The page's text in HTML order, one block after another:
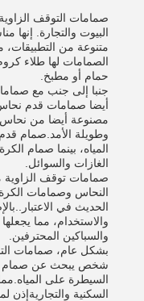
صمامات التوقف
البيوت والتجارة. إنها
متنوعة من
الصمامات لها طلاء
حمام أو مطبخ.
جنبا إلى جنب مع
أيضا صمامات قدم
مصنوعة أيضا من نحاس
وطويلة الأمد.صمام
المياه، بينما صمام
الغازات والسوائل.
صمامات توقف
النحاس وصمامات
الحديث في
والسباكين المحترفين.
بشكل عام، صمامات
شخص يبحث عن صمام
السيطرة على
السكنية